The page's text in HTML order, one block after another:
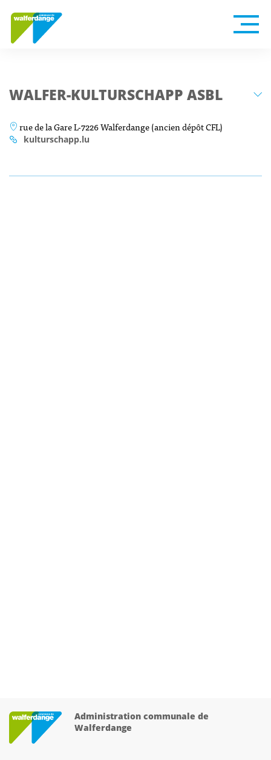
WALFER-KULTURSCHAPP ASBL
rue de la Gare L-7226 Walferdange (ancien dépôt CFL)
kulturschapp.lu
Administration communale de
Walferdange